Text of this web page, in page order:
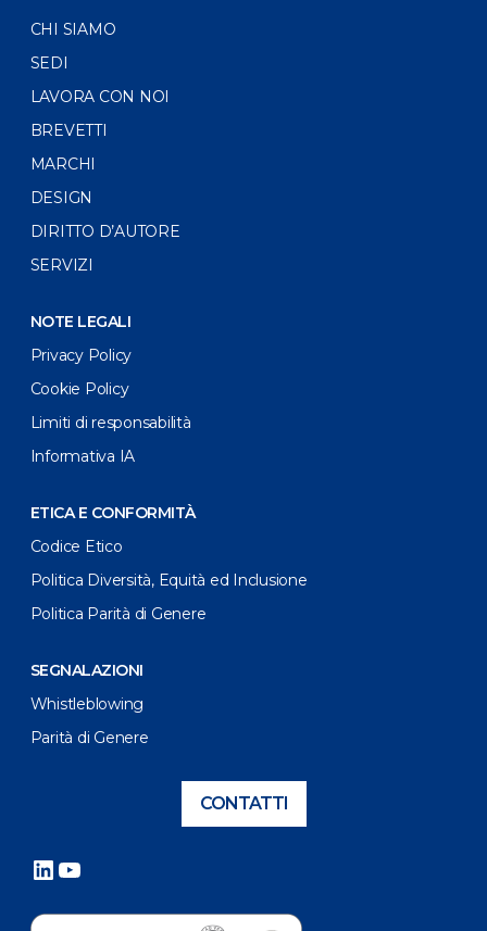
CHI SIAMO
SEDI
LAVORA CON NOI
BREVETTI
MARCHI
DESIGN
DIRITTO D’AUTORE
SERVIZI
NOTE LEGALI
Privacy Policy
Cookie Policy
Limiti di responsabilità
Informativa IA
ETICA E CONFORMITÀ
Codice Etico
Politica Diversità, Equità ed Inclusione
Politica Parità di Genere
SEGNALAZIONI
Whistleblowing
Parità di Genere
CONTATTI
LinkedIn
YouTube